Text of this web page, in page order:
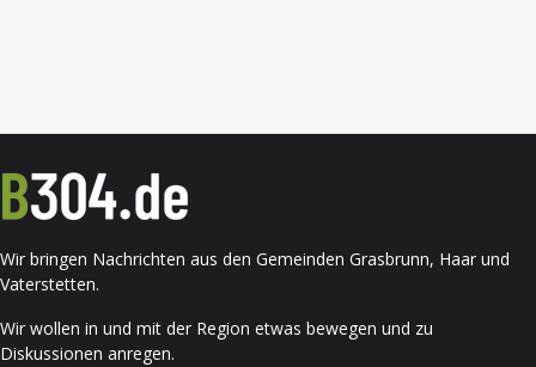
Wir bringen Nachrichten aus den Gemeinden Grasbrunn, Haar und
Vaterstetten.
Wir wollen in und mit der Region etwas bewegen und zu
Diskussionen anregen.